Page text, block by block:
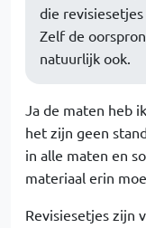
die
Zelf de
natuurlijk ook.
Ja de maten heb
het zijn geen
in alle maten en
materiaal erin
Revisiesetjes zijn